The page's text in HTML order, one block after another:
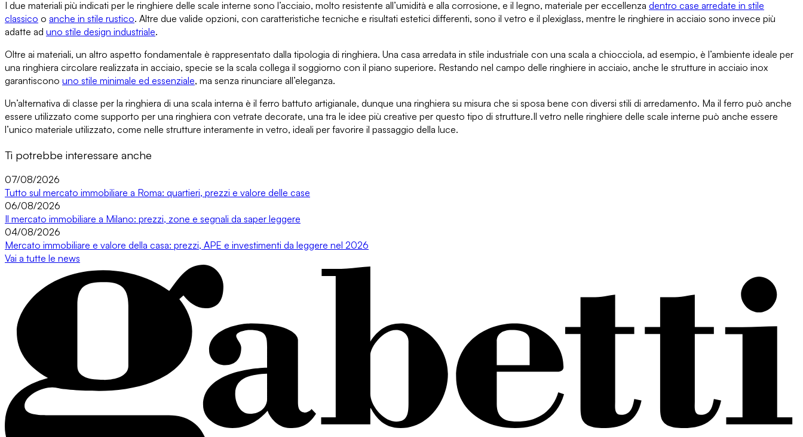
I due materiali più indicati per le ringhiere delle scale interne sono l’acciaio, molto resistente all’umidità e alla corrosione, e il legno, materiale per eccellenza dentro case arredate in stile
classico o anche in stile rustico. Altre due valide opzioni, con caratteristiche tecniche e risultati estetici differenti, sono il vetro e il plexiglass, mentre le ringhiere in acciaio sono invece più
adatte ad uno stile design industriale.
Oltre ai materiali, un altro aspetto fondamentale è rappresentato dalla tipologia di ringhiera. Una casa arredata in stile industriale con una scala a chiocciola, ad esempio, è l’ambiente ideale per
una ringhiera circolare realizzata in acciaio, specie se la scala collega il soggiorno con il piano superiore. Restando nel campo delle ringhiere in acciaio, anche le strutture in acciaio inox
garantiscono uno stile minimale ed essenziale, ma senza rinunciare all’eleganza.
Un’alternativa di classe per la ringhiera di una scala interna è il ferro battuto artigianale, dunque una ringhiera su misura che si sposa bene con diversi stili di arredamento. Ma il ferro può anche
essere utilizzato come supporto per una ringhiera con vetrate decorate, una tra le idee più creative per questo tipo di strutture.Il vetro nelle ringhiere delle scale interne può anche essere
l’unico materiale utilizzato, come nelle strutture interamente in vetro, ideali per favorire il passaggio della luce.
Ti potrebbe interessare anche
07/08/2026
Tutto sul mercato immobiliare a Roma: quartieri, prezzi e valore delle case
06/08/2026
Il mercato immobiliare a Milano: prezzi, zone e segnali da saper leggere
04/08/2026
Mercato immobiliare e valore della casa: prezzi, APE e investimenti da leggere nel 2026
Vai a tutte le news